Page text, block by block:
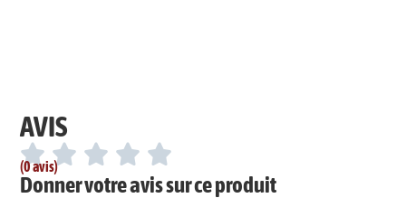
AVIS
(0 avis)
Donner votre avis sur ce produit